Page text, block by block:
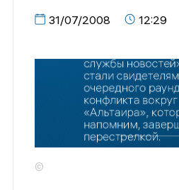
31/07/2008 12:29
©